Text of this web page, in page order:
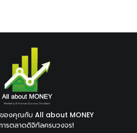
องคุณกับ All about MONEY
ารตลาดดิจิทัลครบวงจร!